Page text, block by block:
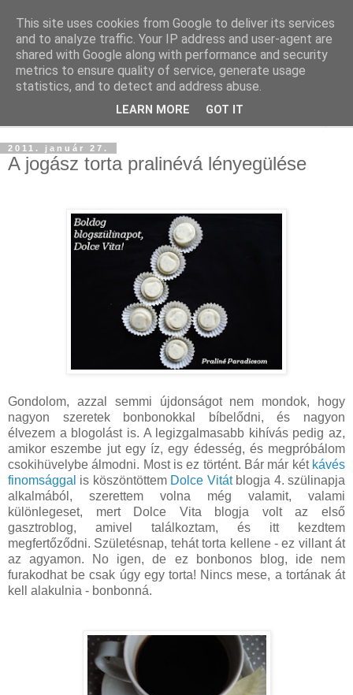
2011. január 27.
A jogász torta pralinévá lényegülése
Gondolom, azzal semmi újdonságot nem mondok, hogy
nagyon szeretek bonbonokkal bíbelődni, és nagyon
élvezem a blogolást is. A legizgalmasabb kihívás pedig az,
amikor eszembe jut egy íz, egy édesség, és megpróbálom
csokihüvelybe álmodni. Most is ez történt. Bár már két kávés
finomsággal is köszöntöttem Dolce Vitátblogja 4. szülinapja
alkalmából, szerettem volna még valamit, valami
különlegeset, mert Dolce Vita blogja volt az első
gasztroblog, amivel találkoztam, és itt kezdtem
megfertőződni. Születésnap, tehát torta kellene - ez villant át
az agyamon. No igen, de ez bonbonos blog, ide nem
furakodhat be csak úgy egy torta! Nincs mese, a tortának át
kell alakulnia - bonbonná.
This site uses cookies from Google to deliver its services
and to analyze traffic. Your IP address and user-agent are
shared with Google along with performance and security
metrics to ensure quality of service, generate usage
statistics, and to detect and address abuse.
LEARN MORE GOT IT